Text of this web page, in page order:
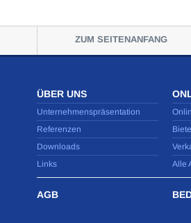
ZUM SEITENANFANG
ÜBER UNS
Unternehmenspräsentation
Referenzen
Downloads
Links
Alle
AGB